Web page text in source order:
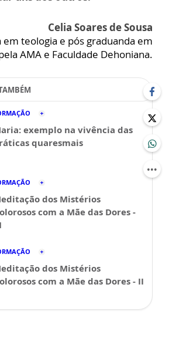
Celia Soares de Sousa
em teologia e pós graduanda em
AMA e Faculdade Dehoniana.
exemplo na vivência das
quaresmais
dos Mistérios
com a Mãe das Dores -
dos Mistérios
com a Mãe das Dores - II